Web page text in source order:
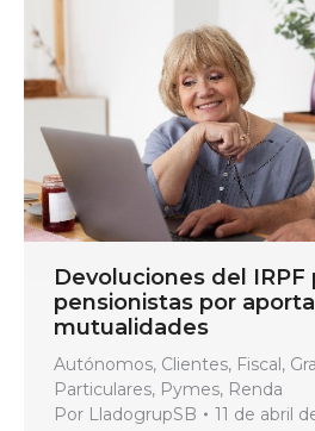
Devoluciones del IRPF
pensionistas por
mutualidades
Autónomos, Clientes, Fiscal,
Particulares, Pymes, Renda
Por LladogrupSB 11 de abril